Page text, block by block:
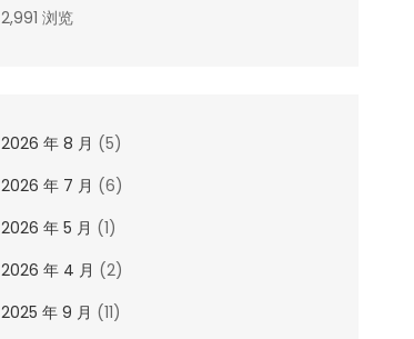
2,991 浏览
2026 年 8 月 (5)
2026 年 7 月 (6)
2026 年 5 月 (1)
2026 年 4 月 (2)
2025 年 9 月 (11)